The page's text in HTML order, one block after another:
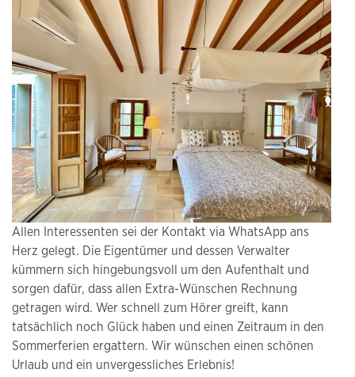
Allen Interessenten sei der Kontakt via WhatsApp ans
Herz gelegt. Die Eigentümer und dessen Verwalter
kümmern sich hingebungsvoll um den Aufenthalt und
sorgen dafür, dass allen Extra-Wünschen Rechnung
getragen wird. Wer schnell zum Hörer greift, kann
tatsächlich noch Glück haben und einen Zeitraum in den
Sommerferien ergattern. Wir wünschen einen schönen
Urlaub und ein unvergessliches Erlebnis!